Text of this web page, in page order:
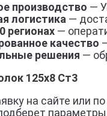
производство —
логистика —
регионах —
качество
решения —
125х8 Ст3
на сайте или